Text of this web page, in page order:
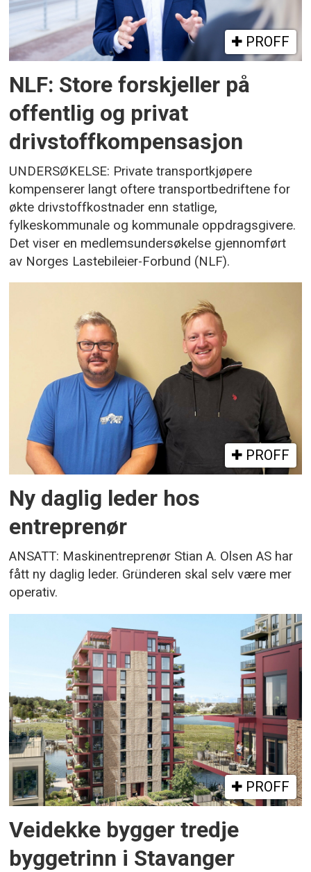
PROFF
NLF: Store forskjeller på
offentlig og privat
drivstoffkompensasjon
UNDERSØKELSE: Private transportkjøpere
kompenserer langt oftere transportbedriftene for
økte drivstoffkostnader enn statlige,
fylkeskommunale og kommunale oppdragsgivere.
Det viser en medlemsundersøkelse gjennomført
av Norges Lastebileier-Forbund (NLF).
PROFF
Ny daglig leder hos
entreprenør
ANSATT: Maskinentreprenør Stian A. Olsen AS har
fått ny daglig leder. Gründeren skal selv være mer
operativ.
PROFF
Veidekke bygger tredje
byggetrinn i Stavanger